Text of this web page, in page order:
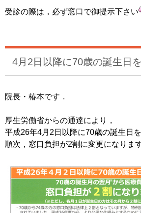
受診の際は，必ず窓口で御提示下さい
4月2日以降に70歳の誕生日
院長・椿本です．
厚生労働省からの通達により，
平成26年4月2日以降に70歳の誕生日
順次，窓口負担が2割に変更になりま